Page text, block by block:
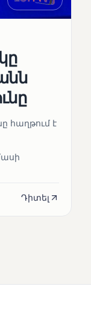
հաղթում է
Դիտել